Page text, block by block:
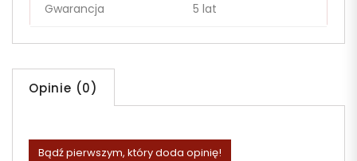
Gwarancja 5 lat
Opinie (0)
Bądź pierwszym, który doda opinię!